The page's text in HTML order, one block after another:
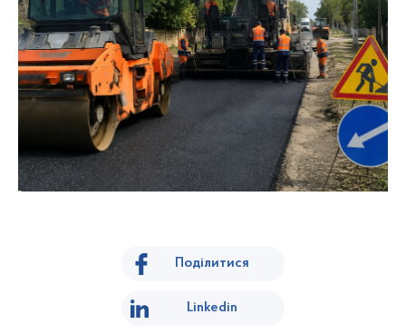
Поділитися
Linkedin